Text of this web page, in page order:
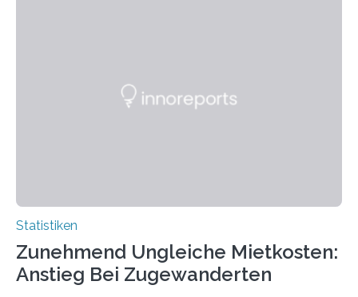
Statistiken
Zunehmend Ungleiche Mietkosten:
Anstieg Bei Zugewanderten